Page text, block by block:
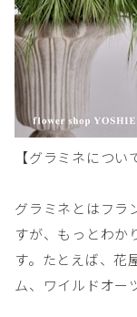
【グラミネについ
グラミネとはフラ
すが、もっとわか
す。たとえば、花
ム、ワイルドオー